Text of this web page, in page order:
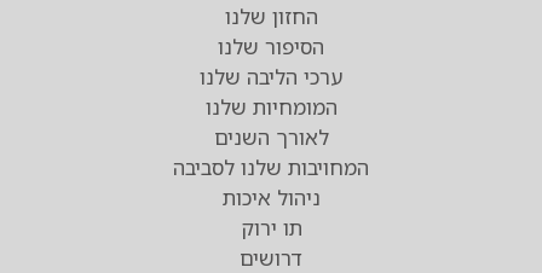
החזון שלנו
הסיפור שלנו
ערכי הליבה שלנו
המומחיות שלנו
לאורך השנים
המחויבות שלנו לסביבה
ניהול איכות
תו ירוק
דרושים